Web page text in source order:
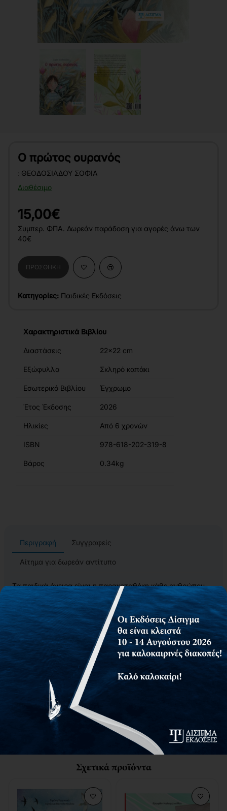
Ο πρώτος ουρανός
Διαθέσιμο
: ΘΕΟΔΟΣΙΆΔΟΥ ΣΟΦΊΑ
15,00€
Συμπερ. ΦΠΑ. Δωρεάν παράδοση για αγορές άνω των
40€
ΠΡΟΣΘΉΚΗ
Κατηγορίες: Παιδικές Εκδόσεις
Χαρακτηριστικά Βιβλίου
Διαστάσεις 22x22 cm
Εξώφυλλο Σκληρό καπάκι
Εσωτερικό Βιβλίου Έγχρωμο
Έτος Έκδοσης 2026
Ηλικίες Από 6 χρονών
ISBN 978-618-202-319-8
Βάρος 0.34kg
Περιγραφή Συγγραφείς
Αίτημα για δωρεάν αντίτυπο
Τα παιδικά όνειρα είναι η παρακαταθήκη κάθε ανθρώπου,
το σημείο εκκίνησης μιας ζωής πιο κοντά στον αληθινό μας
εαυτό. Η υλοποίησή τους - όπως κι αν ο καθένας τα
πλησιάσει, τα ακουμπήσει ή τα αγκαλιάσει ολόκληρα - είναι
μια υπενθύμιση του πόσο κοντά έχουμε φτάσει στη μαγεία
της ύπαρξής μας.
Ο μικρός Μάρκος έχει μια περιπετειώδη φαντασία και ένα
όνειρο που διστάζει να μοιραστεί στην τάξη. Όμως, με τη
βοήθεια της δασκάλας του τα πράγματα εξελίσσονται
κάπως διαφορετικά από ό,τι φοβόταν...
Το παραμύθι "Ο πρώτος ουρανός" είναι ένα ταξίδι στις
σκέψεις και τα συναισθήματα ενός μικρού παιδιού, μια
τρυφερή ιστορία για την εναγώνια προσπάθειά του να
μοιραστεί τον κόσμο των σκέψεων και των συναισθημάτων
Σχετικά προϊόντα